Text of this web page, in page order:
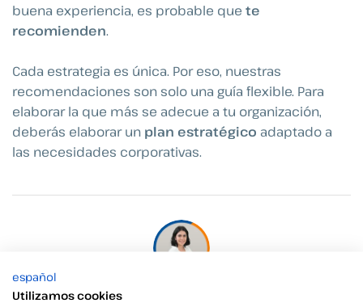
buena experiencia, es probable que te
recomienden.
Cada estrategia es única. Por eso, nuestras
recomendaciones son solo una guía flexible. Para
elaborar la que más se adecue a tu organización,
deberás elaborar un plan estratégico adaptado a
las necesidades corporativas.
español
Utilizamos cookies